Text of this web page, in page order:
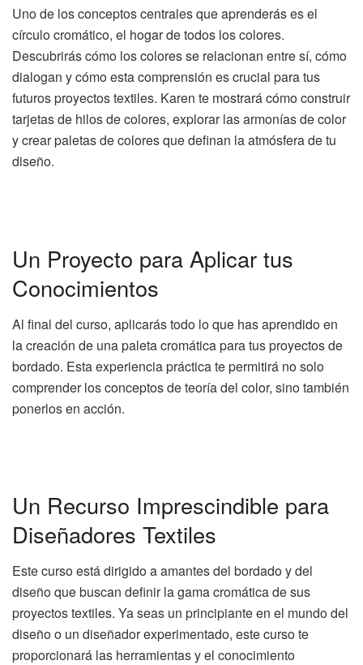
Uno de los conceptos centrales que aprenderás es el
círculo cromático, el hogar de todos los colores.
Descubrirás cómo los colores se relacionan entre sí, cómo
dialogan y cómo esta comprensión es crucial para tus
futuros proyectos textiles. Karen te mostrará cómo construir
tarjetas de hilos de colores, explorar las armonías de color
y crear paletas de colores que definan la atmósfera de tu
diseño.
Un Proyecto para Aplicar tus
Conocimientos
Al final del curso, aplicarás todo lo que has aprendido en
la creación de una paleta cromática para tus proyectos de
bordado. Esta experiencia práctica te permitirá no solo
comprender los conceptos de teoría del color, sino también
ponerlos en acción.
Un Recurso Imprescindible para
Diseñadores Textiles
Este curso está dirigido a amantes del bordado y del
diseño que buscan definir la gama cromática de sus
proyectos textiles. Ya seas un principiante en el mundo del
diseño o un diseñador experimentado, este curso te
proporcionará las herramientas y el conocimiento